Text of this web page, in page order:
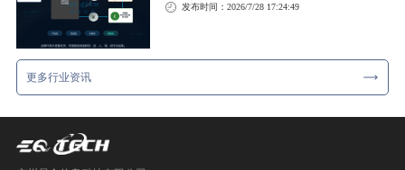
发布时间：2026/7/28 17:24:49
更多行业资讯